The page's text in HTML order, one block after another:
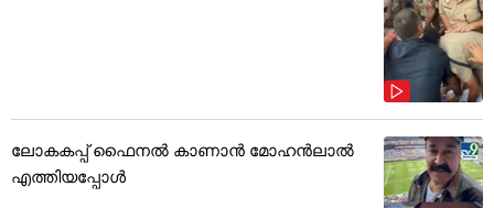
ലോകകപ്പ് ഫൈനൽ കാണാൻ മോഹൻലാൽ
എത്തിയപ്പോൾ